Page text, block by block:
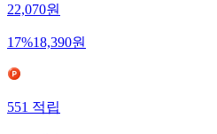
22,070원
17%18,390원
551적립